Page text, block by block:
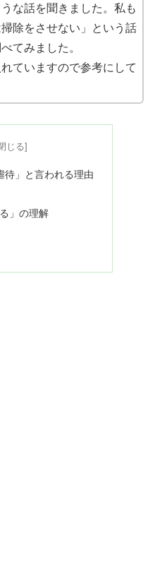
な話を聞きました。私も
除をさせない」という話
てみました。
ていますので参考にして
」と言われる理由
」の理解